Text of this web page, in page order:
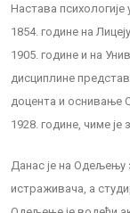
Настава психологије
1854. године на
1905. године и на
дисциплине
доцента и оснивање
1928. године, чиме је
Данас је на Одељењу
истраживача, а